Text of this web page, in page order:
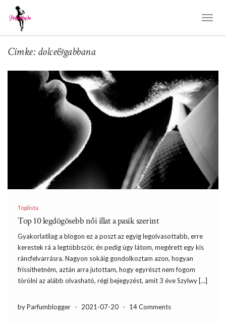
Címke: dolce&gabbana
Toplista
Top 10 legdögösebb női illat a pasik szerint
Gyakorlatilag a blogon ez a poszt az egyig legolvasottabb, erre
kerestek rá a legtöbbször, én pedig úgy látom, megérett egy kis
ráncfelvarrásra. Nagyon sokáig gondolkoztam azon, hogyan
frissíthetném, aztán arra jutottam, hogy egyrészt nem fogom
törölni az alább olvasható, régi bejegyzést, amit 3 éve Szylwy […]
by Parfumblogger - 2021-07-20 - 14 Comments